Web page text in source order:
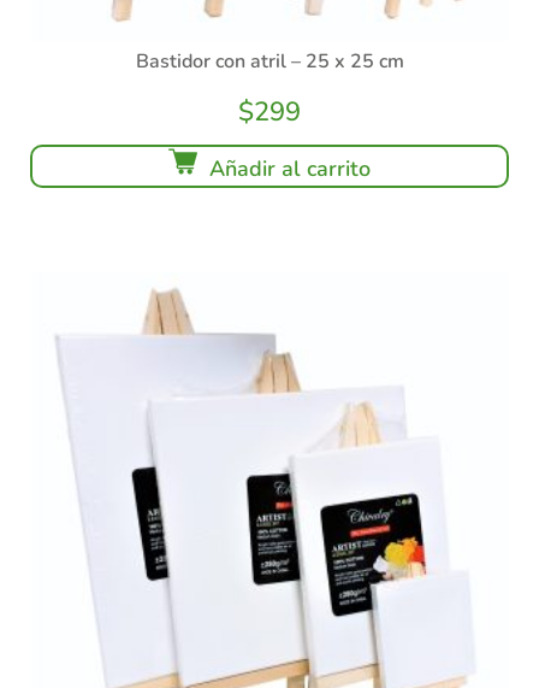
Bastidor con atril – 25 x 25 cm
$299
Añadir al carrito